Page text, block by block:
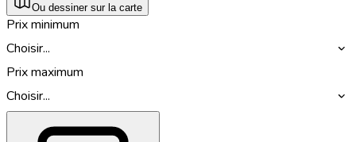
Ou dessiner sur la carte
Prix minimum
Choisir...
Prix maximum
Choisir...